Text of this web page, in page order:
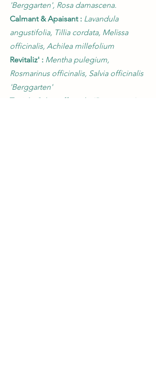
'Berggarten', Rosa damascena.
Calmant & Apaisant : Lavandula
angustifolia, Tillia cordata, Melissa
officinalis, Achilea millefolium
Revitaliz' : Mentha pulegium,
Rosmarinus officinalis, Salvia officinalis
'Berggarten'
Tonic' :
Salvia officinalis 'Berggarten',